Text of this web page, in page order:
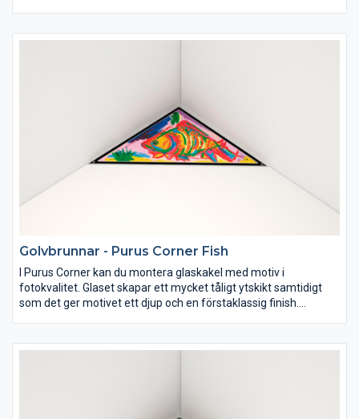
Golvbrunnar - Purus Corner Fish
I Purus Corner kan du montera glaskakel med motiv i
fotokvalitet. Glaset skapar ett mycket tåligt ytskikt samtidigt
som det ger motivet ett djup och en förstaklassig finish.